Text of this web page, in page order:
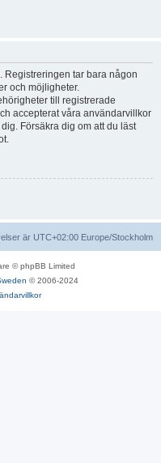
Registreringen tar bara någon
och möjligheter.
till registrerade
accepterat våra användarvillkor
Försäkra dig om att du läst
är UTC+02:00 Europe/Stockholm
© phpBB Limited
© 2006-2024